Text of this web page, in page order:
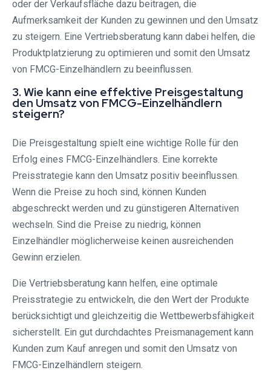
oder der Verkaufsfläche dazu beitragen, die
Aufmerksamkeit der Kunden zu gewinnen und den Umsatz
zu steigern. Eine Vertriebsberatung kann dabei helfen, die
Produktplatzierung zu optimieren und somit den Umsatz
von FMCG-Einzelhändlern zu beeinflussen.
3. Wie kann eine effektive Preisgestaltung
den Umsatz von FMCG-Einzelhändlern
steigern?
Die Preisgestaltung spielt eine wichtige Rolle für den
Erfolg eines FMCG-Einzelhändlers. Eine korrekte
Preisstrategie kann den Umsatz positiv beeinflussen.
Wenn die Preise zu hoch sind, können Kunden
abgeschreckt werden und zu günstigeren Alternativen
wechseln. Sind die Preise zu niedrig, können
Einzelhändler möglicherweise keinen ausreichenden
Gewinn erzielen.
Die Vertriebsberatung kann helfen, eine optimale
Preisstrategie zu entwickeln, die den Wert der Produkte
berücksichtigt und gleichzeitig die Wettbewerbsfähigkeit
sicherstellt. Ein gut durchdachtes Preismanagement kann
Kunden zum Kauf anregen und somit den Umsatz von
FMCG-Einzelhändlern steigern.